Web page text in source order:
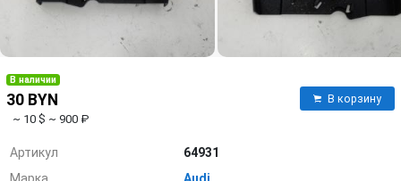
В наличии
30 BYN
~ 10 $ ~ 900 ₽
В корзину
Артикул
64931